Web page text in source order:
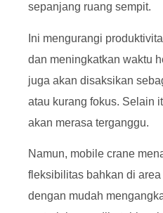
sepanjang ruang sempit.
Ini mengurangi
dan meningkatkan waktu
juga akan disaksikan
atau kurang fokus. Selain
akan merasa terganggu.
Namun, mobile crane
fleksibilitas bahkan di
dengan mudah